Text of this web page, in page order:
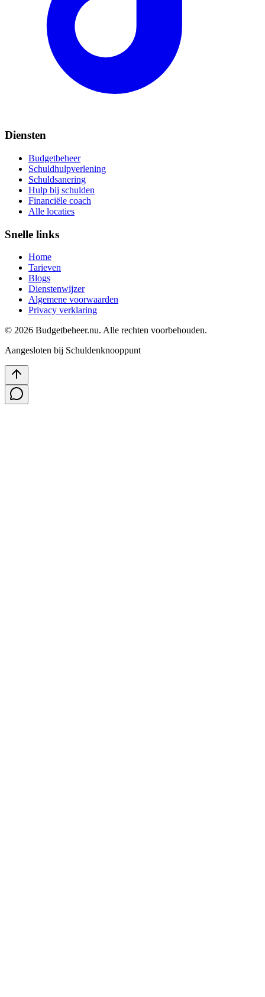
Diensten
Budgetbeheer
Schuldhulpverlening
Schuldsanering
Hulp bij schulden
Financiële coach
Alle locaties
Snelle links
Home
Tarieven
Blogs
Dienstenwijzer
Algemene voorwaarden
Privacy verklaring
© 2026 Budgetbeheer.nu. Alle rechten voorbehouden.
Aangesloten bij Schuldenknooppunt